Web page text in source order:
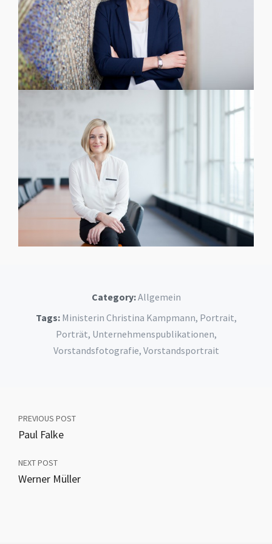
Category:Allgemein
Tags: Ministerin Christina Kampmann, Portrait,
Porträt, Unternehmenspublikationen,
Vorstandsfotografie, Vorstandsportrait
PREVIOUS POST
Paul Falke
NEXT POST
Werner Müller